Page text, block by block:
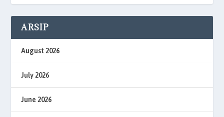
ARSIP
August 2026
July 2026
June 2026